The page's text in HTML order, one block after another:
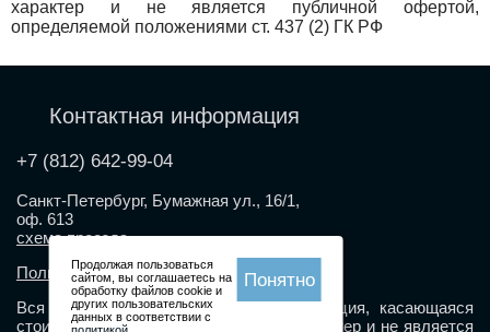
характер и не является публичной офертой,
определяемой положениями ст. 437 (2) ГК РФ
Контактная информация
+7 (812) 642-99-04
Санкт-Петербург, Бумажная ул., 16/1,
оф. 613
схема проезда
Политика конфиденциальности
Вся представленная на сайте информация, касающаяся
стоимости, носит информационный характер и не является
Продолжая пользоваться
сайтом, вы соглашаетесь на
обработку файлов cookie и
других пользовательских
данных в соответствии с
Понятно